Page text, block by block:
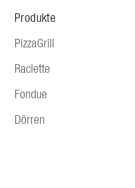
Produkte
PizzaGrill
Raclette
Fondue
Dörren